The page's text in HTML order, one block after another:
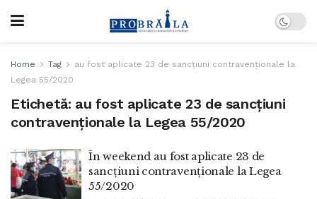
Home Tag
au fost aplicate 23 de sancţiuni contravenţionale la
Legea 55/2020
Etichetă: au fost aplicate 23 de sancţiuni
contravenţionale la Legea 55/2020
În weekend au fost aplicate 23 de
sancţiuni contravenţionale la Legea
55/2020